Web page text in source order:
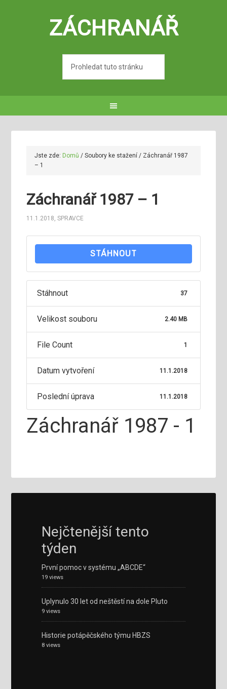
ZÁCHRANÁŘ
Jste zde: Domů / Soubory ke stažení/ Záchranář 1987
– 1
Záchranář 1987 – 1
11.1.2018,SPRAVCE
STÁHNOUT
Stáhnout 37
Velikost souboru 2.40 MB
File Count 1
Datum vytvoření 11.1.2018
Poslední úprava 11.1.2018
Záchranář 1987 - 1
Nejčtenější tento
týden
První pomoc v systému „ABCDE“
19 views
Uplynulo 30 let od neštěstí na dole Pluto
9 views
Historie potápěčského týmu HBZS
8 views